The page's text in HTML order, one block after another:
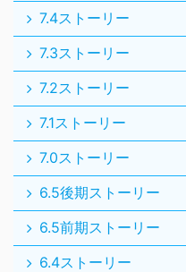
7.4ストーリー
7.3ストーリー
7.2ストーリー
7.1ストーリー
7.0ストーリー
6.5後期ストーリー
6.5前期ストーリー
6.4ストーリー